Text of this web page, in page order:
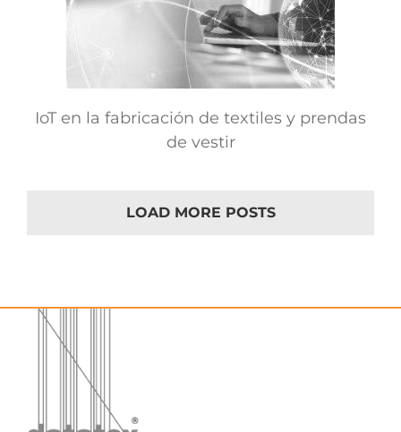
IoT en la fabricación de textiles y prendas
de vestir
LOAD MORE POSTS